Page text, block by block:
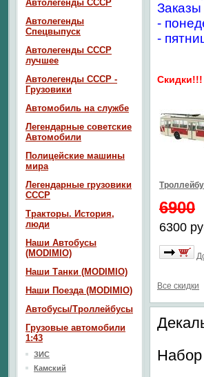
-
-
Скидки!!!
6900
6300
Все скидки
Набор
Автолегенды СССР
Автолегенды
Спецвыпуск
Автолегенды СССР
лучшее
Автолегенды СССР -
Грузовики
Автомобиль на службе
Легендарные советские
Автомобили
Полицейские машины
мира
Легендарные грузовики
СССР
Тракторы. История,
люди
Наши Автобусы
(MODIMIO)
Наши Танки (MODIMIO)
Наши Поезда (MODIMIO)
Автобусы/Троллейбусы
Грузовые автомобили
1:43
ЗИС
Камский